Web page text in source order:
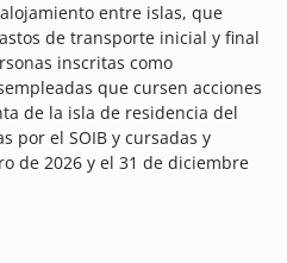
entre islas, que
de transporte inicial y final
inscritas como
que cursen acciones
de la isla de residencia del
por el SOIB y cursadas y
de 2026 y el 31 de diciembre